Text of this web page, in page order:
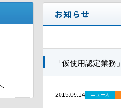
お知らせ
「仮使用認定業務
2015.09.14 ニュース